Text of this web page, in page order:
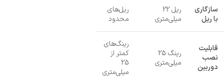
سازگاری
با ریل
ریل 22
میلی‌متری
ریل‌های
محدود
قابلیت
نصب
دوربین
رینگ 25
میلی‌متری
رینگ‌های
کمتر از
25
میلی‌متری